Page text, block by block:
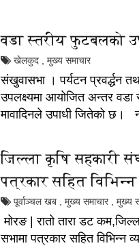
वडा स्तरीय फुटबलको
खेलकुद मुख्य समाचार
संखुवासभा । पर्यटन प्रवर्द्धन
उपलक्ष्यमा आयोजित अन्तर वडा
मावादिनले उपाधी जितेको
जिल्ला कृषि सहकारी
पत्रकार सहित
पूर्वाञ्चल खब मुख्य समाचार मुख्य
मोरङ | रातो तारा डट
सभामा पत्रकार सहित विभिन्न